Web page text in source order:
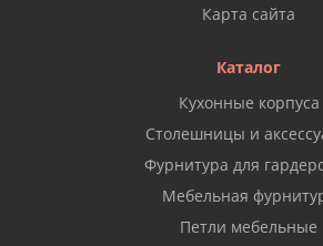
Карта сайта
Каталог
Кухонные корпуса
Столешницы и
Фурнитура для
Мебельная
Петли мебельные